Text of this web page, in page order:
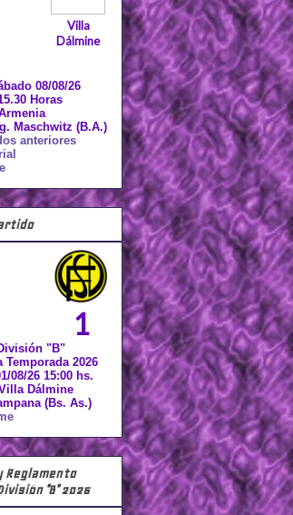
Villa
Dálmine
08/08/26
Horas
Maschwitz (B.A.)
anteriores
1
"B"
Temporada 2026
08/26 15:00 hs.
Dálmine
(Bs. As.)
Reglamento
"B" 2026